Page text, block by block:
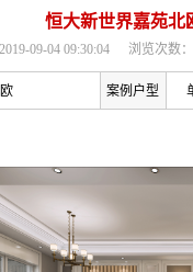
恒大新世界嘉苑北
09-04 09:30:04 浏览次数
案例户型